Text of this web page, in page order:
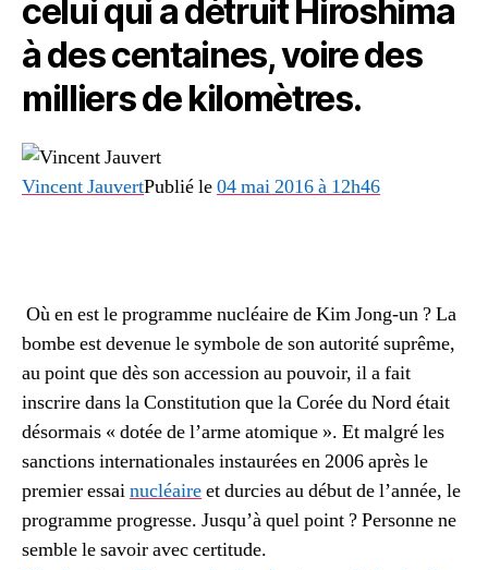
celui qui a détruit Hiroshima
à des centaines, voire des
milliers de kilomètres.
Vincent JauvertPublié le04 mai 2016 à 12h46
Où en est le programme nucléaire de Kim Jong-un ? La
bombe est devenue le symbole de son autorité suprême,
au point que dès son accession au pouvoir, il a fait
inscrire dans la Constitution que la Corée du Nord était
désormais « dotée de l’arme atomique ». Et malgré les
sanctions internationales instaurées en 2006 après le
premier essainucléaireet durcies au début de l’année, le
programme progresse. Jusqu’à quel point ? Personne ne
semble le savoir avec certitude.